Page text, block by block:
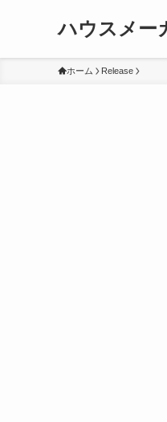
ハウスメー
ホーム Release